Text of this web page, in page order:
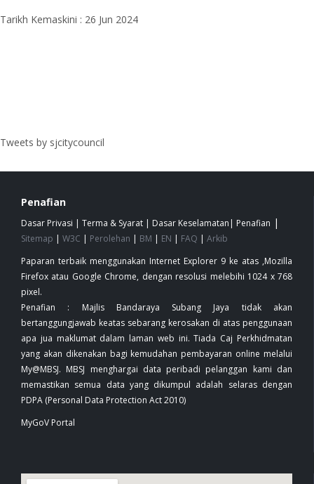
Tarikh Kemaskini : 26 Jun 2024
Tweets by sjcitycouncil
Penafian
Dasar Privasi | Terma & Syarat | Dasar Keselamatan | Penafian |
Sitemap | W3C | Perolehan | BM | EN | FAQ | Arkib
Paparan terbaik menggunakan Internet Explorer 9 ke atas ,Mozilla
Firefox atau Google Chrome, dengan resolusi melebihi 1024 x 768
pixel.
Penafian : Majlis Bandaraya Subang Jaya tidak akan
bertanggungjawab keatas sebarang kerosakan di atas penggunaan
apa jua maklumat dalam laman web ini. Tiada Caj Perkhidmatan
yang akan dikenakan bagi kemudahan pembayaran online melalui
My@MBSJ. MBSJ menghargai data peribadi pelanggan kami dan
memastikan semua data yang dikumpul adalah selaras dengan
PDPA (Personal Data Protection Act 2010)
MyGoV Portal